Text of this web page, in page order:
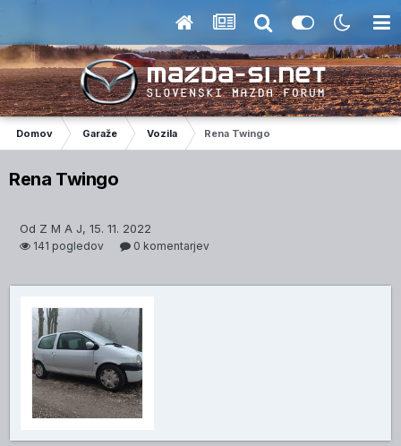
Domov Garaže Vozila Rena Twingo
Rena Twingo
Od Z M A J, 15. 11. 2022
141 pogledov 0 komentarjev